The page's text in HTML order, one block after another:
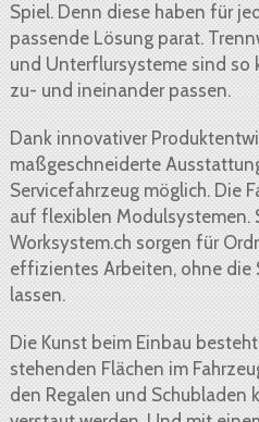
Spiel. Denn diese haben für
passende Lösung parat.
und Unterflursysteme sind so
zu- und ineinander passen.
Dank innovativer
maßgeschneiderte
Servicefahrzeug möglich. Die
auf flexiblen Modulsystemen.
Worksystem.ch sorgen für
effizientes Arbeiten, ohne die
lassen.
Die Kunst beim Einbau
stehenden Flächen im
den Regalen und Schubladen